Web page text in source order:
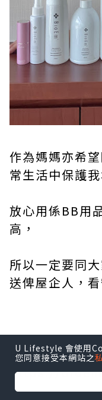
作為媽媽亦希
常生活中保護我
放心用係BB用
高，
所以一定要同
送俾屋企人，
E shop :
https://
U Lifestyle 會使用
您同意接受本網站之